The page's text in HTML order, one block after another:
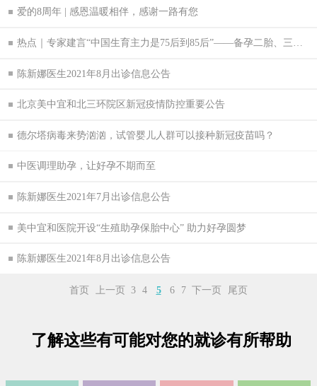
爱的8周年 | 感恩温暖相伴，感谢一路有您
陈新娜医生2021年8月出诊信息公告
北京美中宜和北三环院区新冠疫情防控重要公告
德尔塔病毒来势汹汹，试管婴儿人群可以接种新冠疫苗吗？
中医调理助孕，让好孕不期而至
陈新娜医生2021年7月出诊信息公告
美中宜和医院开设“生殖助孕保胎中心” 助力好孕圆梦
陈新娜医生2021年8月出诊信息公告
首页 上一页 3 4 5 6 7 下一页 尾页
了解这些有可能对您的就诊有所帮助